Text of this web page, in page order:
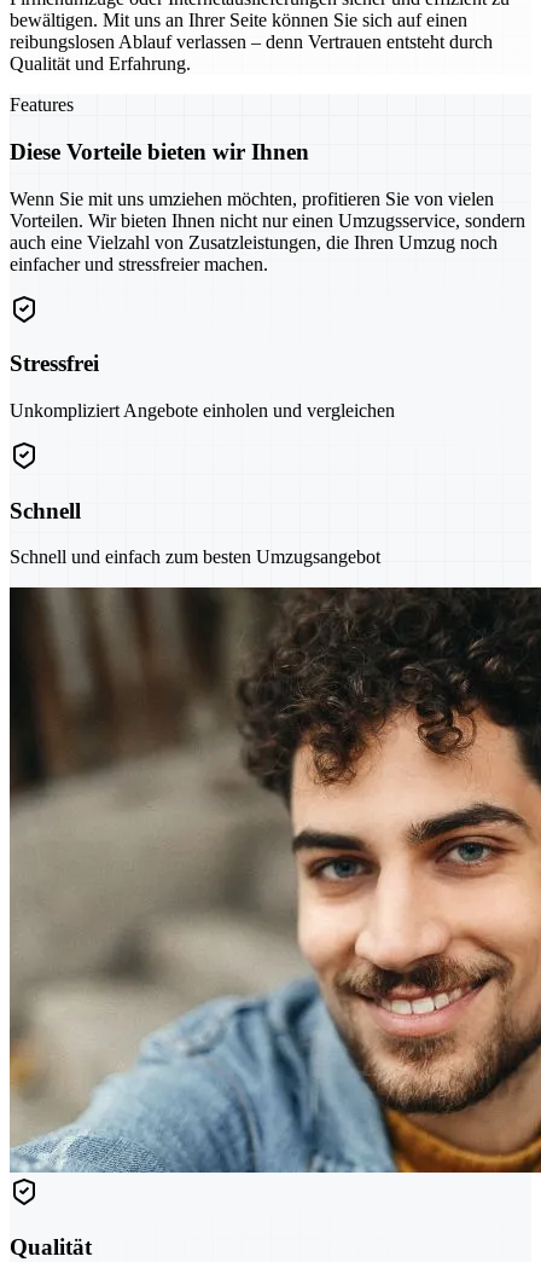
bewältigen. Mit uns an Ihrer Seite können Sie sich auf einen
reibungslosen Ablauf verlassen – denn Vertrauen entsteht durch
Qualität und Erfahrung.
Features
Diese Vorteile bieten wir Ihnen
Wenn Sie mit uns umziehen möchten, profitieren Sie von vielen
Vorteilen. Wir bieten Ihnen nicht nur einen Umzugsservice, sondern
auch eine Vielzahl von Zusatzleistungen, die Ihren Umzug noch
einfacher und stressfreier machen.
Stressfrei
Unkompliziert Angebote einholen und vergleichen
Schnell
Schnell und einfach zum besten Umzugsangebot
Qualität